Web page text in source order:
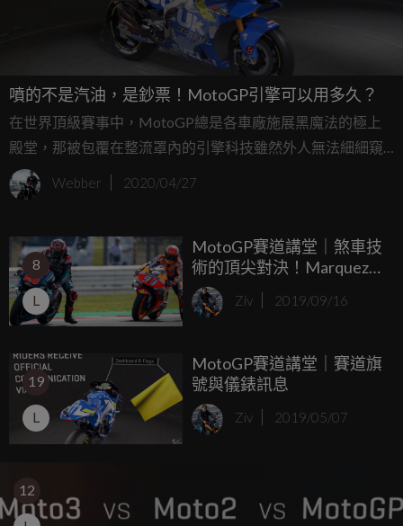
噴的不是汽油，是鈔票！MotoGP引擎可以用多久？
在世界頂級賽事中，MotoGP總是各車廠施展黑魔法的極上
殿堂，那被包覆在整流罩內的引擎科技雖然外人無法細細窺
視，但依照常理推敲，這些引擎絕對是跟你自己的愛車有著
極大的落差，而且正當我們每5,000km或是動輒10,000km進
的引擎，保持絕佳的競爭力。
Webber 2020/04/27
8
L
MotoGP賽道講堂｜煞車技
術的頂尖對決！Marquez與
Quartararo的Misano對決
分析。Ziv 2019/09/16
19
L
MotoGP賽道講堂｜賽道旗
號與儀錶訊息
Ziv 2019/05/07
12